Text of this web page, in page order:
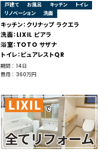
戸建て お風呂 キッチン
トイレ
リノベーション
洗面
キッチン：クリナップ ラクエラ
洗面：LIXIL ピアラ
浴室：TOTO サザナ
トイレ：ピュアレストQR
期間 ： 14日
費用 ： 360万円